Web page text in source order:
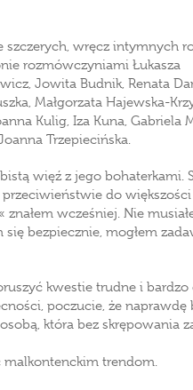
szczerych, wręcz intymnych
rozmówczyniami Łukasza
Jowita Budnik, Renata
Małgorzata Hajewska-
Kulig, Iza Kuna, Gabriela
Trzepiecińska.
więź z jego bohaterkami.
do większości
wcześniej. Nie
bezpiecznie, mogłem
kwestie trudne i bardzo
poczucie, że naprawdę
która bez skrępowania
malkontenckim trendom.